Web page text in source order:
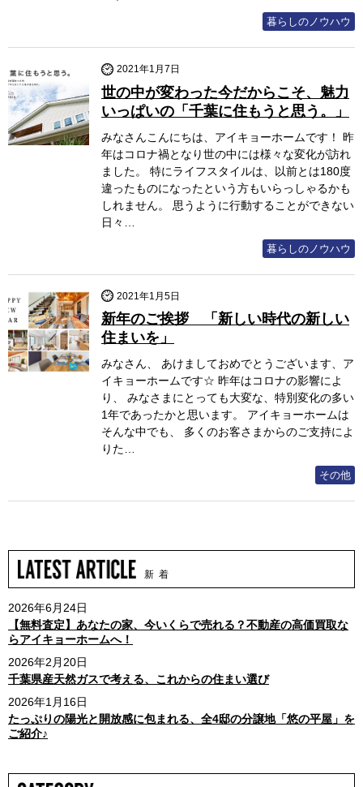
暮らしのノウハウ
2021年1月7日
世の中が変わった今だからこそ、魅力
いっぱいの「千葉に住もうと思う。」
みなさんこんにちは、アイキョーホームです！ 昨
年はコロナ禍となり世の中には様々な変化が訪れ
ました。 特にライフスタイルは、以前とは180度
違ったものになったという方もいらっしゃるかも
しれません。 思うように行動することができない
日々…
暮らしのノウハウ
2021年1月5日
新年のご挨拶 「新しい時代の新しい
住まいを」
みなさん、 あけましておめでとうございます、ア
イキョーホームです☆ 昨年はコロナの影響によ
り、 みなさまにとっても大変な、特別変化の多い
1年であったかと思います。 アイキョーホームは
そんな中でも、 多くのお客さまからのご支持によ
りた…
その他
新 着
2026年6月24日
【無料査定】あなたの家、今いくらで売れる？不動産の高価買取な
らアイキョーホームへ！
2026年2月20日
千葉県産天然ガスで考える、これからの住まい選び
2026年1月16日
たっぷりの陽光と開放感に包まれる、全4邸の分譲地「悠の平屋」を
ご紹介♪